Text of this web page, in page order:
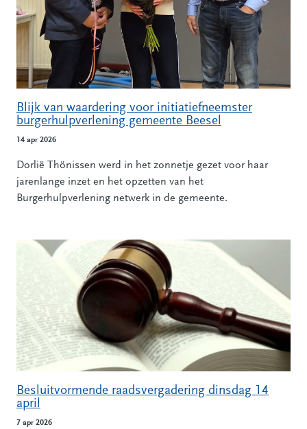
Blijk van waardering voor initiatiefneemster
burgerhulpverlening gemeente Beesel
14 apr 2026
Dorlië Thönissen werd in het zonnetje gezet voor haar
jarenlange inzet en het opzetten van het
Burgerhulpverlening netwerk in de gemeente.
Besluitvormende raadsvergadering dinsdag 14
april
7 apr 2026